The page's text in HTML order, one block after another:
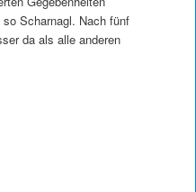
Scharnagl. Nach fünf
da als alle anderen